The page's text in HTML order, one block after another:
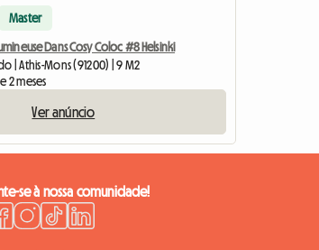
Master
Dans Cosy Coloc #8 Helsinki
| Athis-Mons (91200) | 9 M2
2 meses
Ver anúncio
se à nossa comunidade!